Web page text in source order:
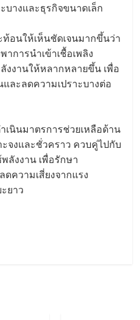
บางและธุรกิจขนาดเล็ก
อนให้เห็นชัดเจนมากขึ้นว่า
าการนำเข้าเชื้อเพลิง
งงานให้หลากหลายขึ้น เพื่อ
ละลดความเปราะบางต่อ
เนินมาตรการช่วยเหลือด้าน
จงและชั่วคราว ควบคู่ไปกับ
ลังงาน เพื่อรักษา
ความเสี่ยงจากแรง
ยาว